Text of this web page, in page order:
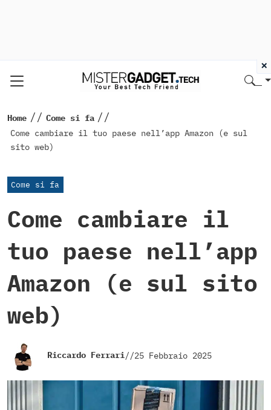
Home // Come si fa //
Come cambiare il tuo paese nell’app Amazon (e sul
sito web)
Come si fa
Come cambiare il
tuo paese nell’app
Amazon (e sul sito
web)
Riccardo Ferrari//25 Febbraio 2025
×